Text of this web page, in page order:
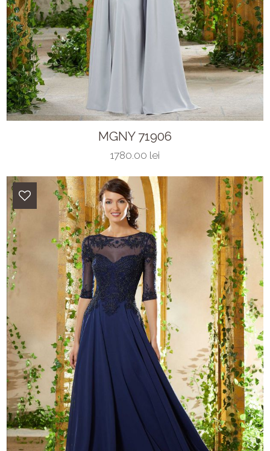
MGNY 71906
1780.00 lei